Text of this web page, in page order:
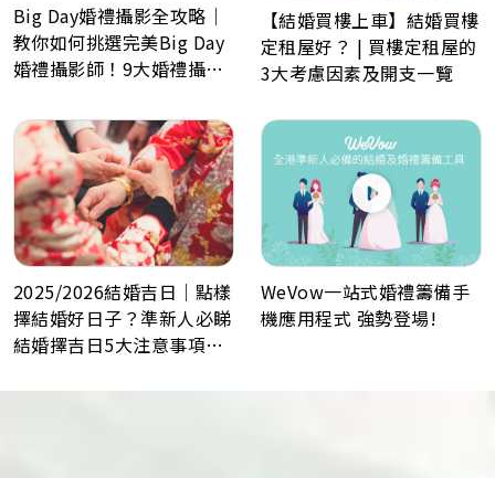
Big Day婚禮攝影全攻略｜
教你如何挑選完美Big Day
婚禮攝影師！9大婚禮攝影
【結婚買樓上車】結婚買樓
定租屋好？ | 買樓定租屋的
3大考慮因素及開支一覽
2025/2026結婚吉日｜點樣
擇結婚好日子？準新人必睇
結婚擇吉日5大注意事項！
WeVow一站式婚禮籌備手
機應用程式 強勢登場!